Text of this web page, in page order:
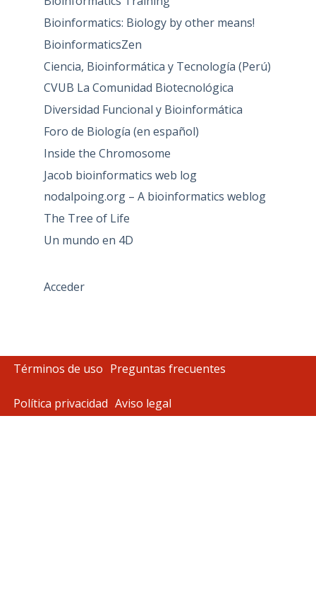
Bioinformatics: Biology by other means!
BioinformaticsZen
Ciencia, Bioinformática y Tecnología (Perú)
CVUB La Comunidad Biotecnológica
Diversidad Funcional y Bioinformática
Foro de Biología (en español)
Inside the Chromosome
Jacob bioinformatics web log
nodalpoing.org – A bioinformatics weblog
The Tree of Life
Un mundo en 4D
Acceder
Términos de uso Preguntas frecuentes
Política privacidad Aviso legal